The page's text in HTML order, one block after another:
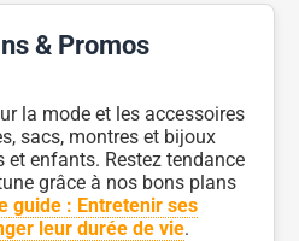
& Promos
la mode et les accessoires
sacs, montres et bijoux
et enfants. Restez tendance
grâce à nos bons plans
guide : Entretenir ses
leur durée de vie.